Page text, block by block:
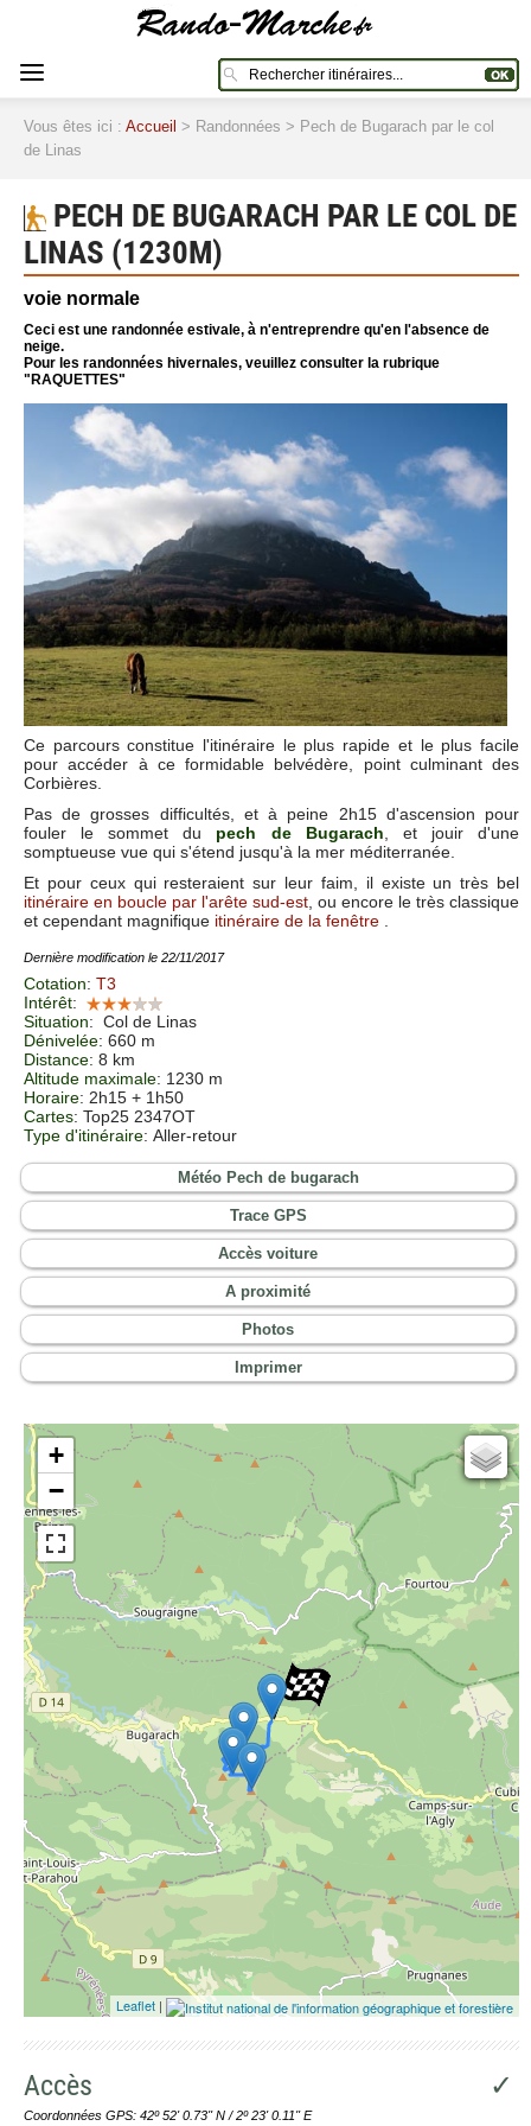
Vous êtes ici : Accueil > Randonnées > Pech de Bugarach par le col
de Linas
PECH DE BUGARACH PAR LE COL DE
LINAS (1230M)
voie normale
Ceci est une randonnée estivale, à n'entreprendre qu'en l'absence de
neige.
Pour les randonnées hivernales, veuillez consulter la rubrique
"RAQUETTES"
Ce parcours constitue l'itinéraire le plus rapide et le plus facile
pour accéder à ce formidable belvédère, point culminant des
Corbières.
Pas de grosses difficultés, et à peine 2h15 d'ascension pour
fouler le sommet du pech de Bugarach , et jouir d'une
somptueuse vue qui s'étend jusqu'à la mer méditerranée.
Et pour ceux qui resteraient sur leur faim, il existe un très bel
itinéraire en boucle par l'arête sud-est , ou encore le très classique
et cependant magnifique itinéraire de la fenêtre
Dernière modification le 22/11/2017
Cotation: T3
Intérêt:
Situation: Col de Linas
Dénivelée: 660 m
Distance: 8 km
Altitude maximale: 1230 m
Horaire: 2h15 + 1h50
Cartes: Top25 2347OT
Type d'itinéraire: Aller-retour
Météo Pech de bugarach
Trace GPS
Accès voiture
A proximité
Photos
Imprimer
+
−
Cartes IGN
Open Topo Map
Open Street Map
ESRI Word Imagery
Photographies aériennes
Leaflet |
Accès ✓
Coordonnées GPS: 42º 52' 0.73'' N / 2º 23' 0.11'' E